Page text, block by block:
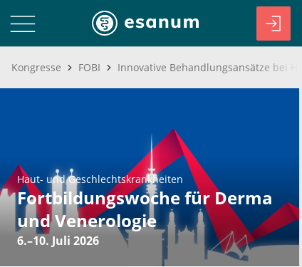
Kongresse FOBI
Haut- und Geschlechtskrankheiten
Fortbildungswoche für Derma
und Venerologie
6.–10. Juli 2026